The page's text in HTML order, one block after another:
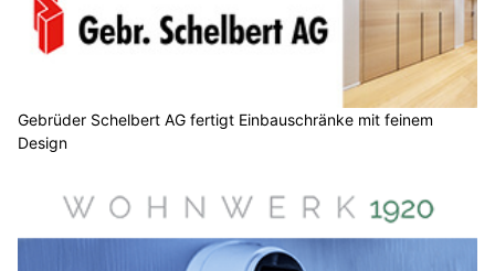
Gebrüder Schelbert AG fertigt Einbauschränke mit feinem
Design